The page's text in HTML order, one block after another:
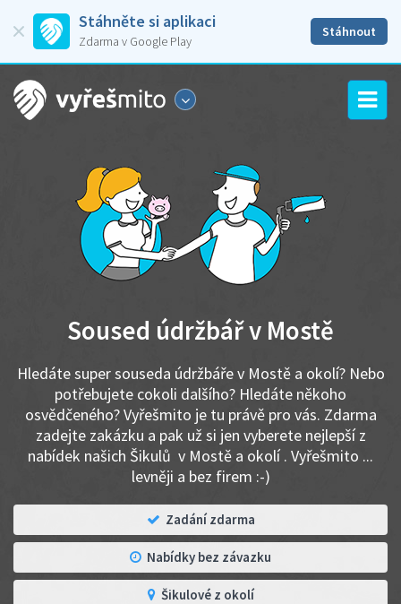
Stáhněte si aplikaci
Zdarma v Google Play
Stáhnout
Soused údržbář v Mostě
Hledáte super souseda údržbáře v Mostě a okolí? Nebo
potřebujete cokoli dalšího? Hledáte někoho
osvědčeného? Vyřešmito je tu právě pro vás. Zdarma
zadejte zakázku a pak už si jen vyberete nejlepší z
nabídek našich Šikulů v Mostě a okolí . Vyřešmito ...
levněji a bez firem :-)
Zadání zdarma
Nabídky bez závazku
Šikulové z okolí